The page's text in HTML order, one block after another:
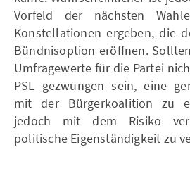
Vorfeld der nächsten
Konstellationen ergeben, die
Bündnisoption eröffnen.
Umfragewerte für die Partei
PSL gezwungen sein, eine
mit der Bürgerkoalition zu
jedoch mit dem Risiko
politische Eigenständigkeit zu